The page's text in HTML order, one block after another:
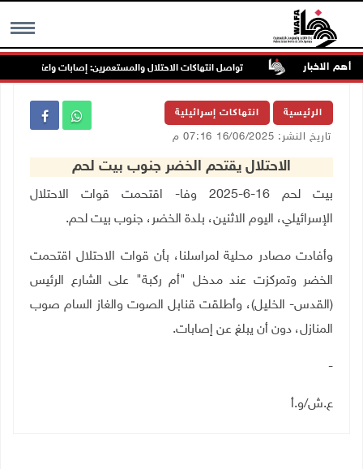
MENU أهم الاخبار
غرب جنين تواصل انتهاكات الاحتلال والمستعمرين: إصابات واعتقالات
الرئيسية انتهاكات إسرائيلية
تاريخ النشر: 16/06/2025 07:16 م
الاحتلال يقتحم الخضر جنوب بيت لحم
بيت لحم 16-6-2025 وفا- اقتحمت قوات الاحتلال
الإسرائيلي، اليوم الاثنين، بلدة الخضر، جنوب بيت لحم.
وأفادت مصادر محلية لمراسلنا، بأن قوات الاحتلال اقتحمت
الخضر وتمركزت عند مدخل "أم ركبة" على الشارع الرئيس
(القدس- الخليل)، وأطلقت قنابل الصوت والغاز السام صوب
المنازل، دون أن يبلغ عن إصابات.
-
ع.ش/و.أ